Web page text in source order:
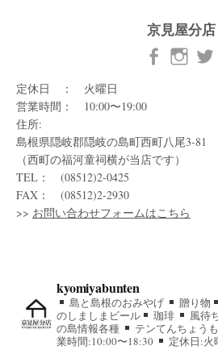
京見屋分店
定休日 ： 火曜日
営業時間： 10:00〜19:00
住所:
島根県隠岐郡隠岐の島町西町八尾3-81
（西町の福河童祠横が当店です）
TEL： (08512)2-0425
FAX： (08512)2-2930
>> お問い合わせフォームはこちら
kyomiyabunten
島と島根のおみやげ 贈り物
のしましまビール
珈琲 風待
の島情報各種
テンてんちょう
業時間:10:00〜18:30
定休日:火